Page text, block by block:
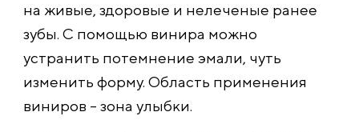
на живые, здоровые и нелеченые ранее
зубы. С помощью винира можно
устранить потемнение эмали, чуть
изменить форму. Область применения
виниров – зона улыбки.